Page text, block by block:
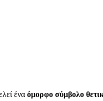
ένα όμορφο σύμβολο